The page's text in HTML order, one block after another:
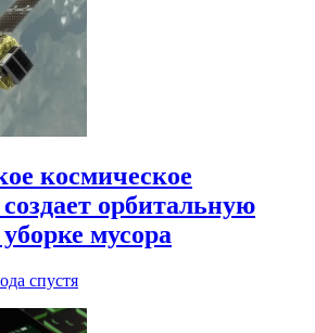
космическое
орбитальную
мусора
спустя